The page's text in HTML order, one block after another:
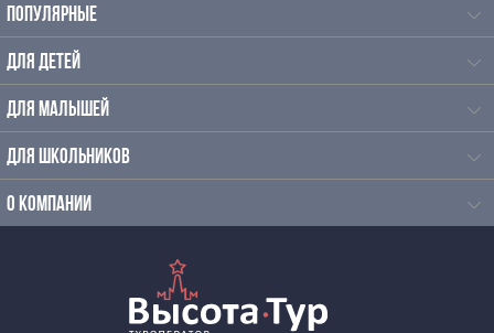
Автобусные экскурсии для школьников средней школы
Интерактивные экскурсии для школьников в Москве
Экскурсии школьников в музеи
Экскурсии для школьников в необычные музеи
ПОПУЛЯРНЫЕ
ДЛЯ ДЕТЕЙ
ДЛЯ МАЛЫШЕЙ
ДЛЯ ШКОЛЬНИКОВ
О КОМПАНИИ